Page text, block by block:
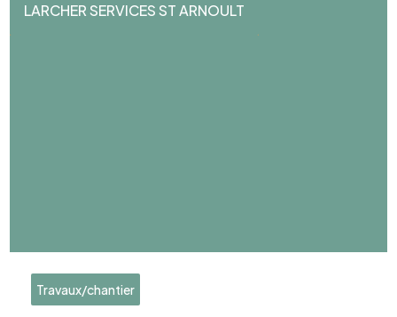
LARCHER SERVICES ST ARNOULT
Travaux/chantier